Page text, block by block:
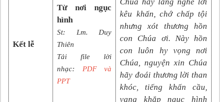
Kết lễ
Từ nơi ngục
hình
St: Lm. Duy
Thiên
Tải file lời
nhạc:
PDF và
PPT
kêu khấn, chớ chấp tội
nhưng xót thương hồn
con Chúa ơi. Này hồn
con luôn hy vọng nơi
Chúa, nguyện xin Chúa
hãy đoái thương lời than
khóc, tiếng khấn cầu,
vang khắp ngục hình